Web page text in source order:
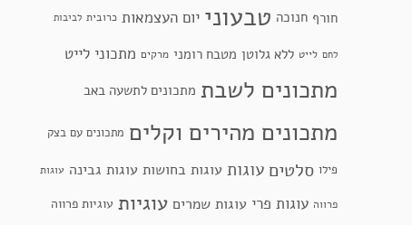
חורף חנוכה טבעוני יום העצמאות כרובית לביבות
לחם לייט ללא גלוטן מטבח רומני מרקים מתכוני לייט
מתכונים לשבת מתכונים לתשעה באב
מתכונים מהירים וקלים מתכונים עם בצק
פילו סלטים עוגות עוגות בחושות עוגות גבינה עוגות
פרווה עוגות פרי עוגות שמרים עוגיות עוגיות פרווה